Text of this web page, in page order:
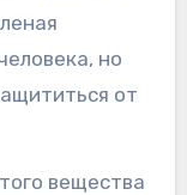
но
от
вещества